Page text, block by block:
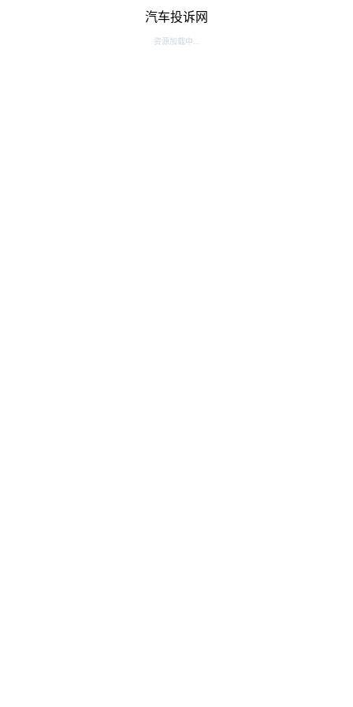
汽车投诉网
资源加载中...